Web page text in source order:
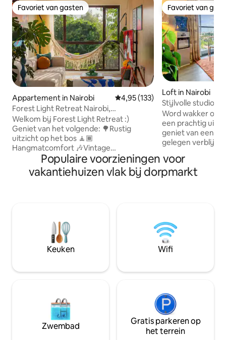
Favoriet van gasten
Favoriet van gasten
Appartement in Nairobi Gemiddelde beoordeling van
4,95 (133)
Forest Light Retreat Nairobi,
fitnessruimte, zwembad
Welkom bij Forest Light Retreat :)
Geniet van het volgende: 🌳Rustig
uitzicht op het bos 🧘🏾
Hangmatcomfort 🎶Vintage
platenspeler 💿Vinylcollectie 🏋🏾‍♀️Volledig
uitgeruste fitnessruimte 🏊🏼‍♀️ Verwarmd
zwembad 🎱Biljarttafels 🏓Pingpong 💼
Zelf inchecken En meer,.. Een rustig
toevluchtsoord uit het midden van de
eeuw, ontworpen voor liefhebbers van
groen, kunst- en muziekliefhebbers,
zijn naar een romantisch uitje.
Favoriet van
Favoriet van
Loft in Nairobi
Stijlvolle studio
zwembad/
Westlands
Word wakker op
een prachtig
geniet van een
gelegen verblijf
Restaurants,
winkels liggen
handbereik. Of je
boven naar de
voor een training
uitzicht op de
ontspan en
Populaire voorzieningen voor
vakantiehuizen vlak bij dorpmarkt
Keuken Wifi
Zwembad
Gratis parkeren op
het terrein